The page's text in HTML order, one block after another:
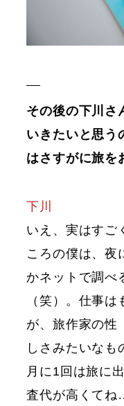
その後の下川さ
いきたいと思う
はさすがに旅を
下川
いえ、実はすご
ころの僕は、夜
かネットで調べ
（笑）。仕事
が、旅作家の性
しさみたいな
月に1回は旅に
査代が高くて